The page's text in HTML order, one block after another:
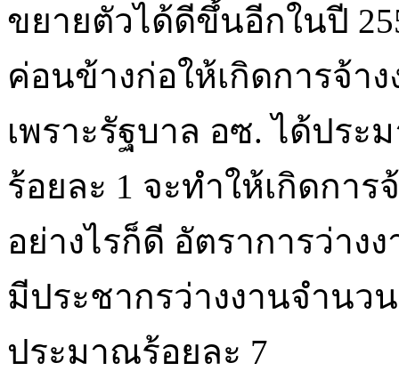
ขยายตัวได้ดีขึ้นอีกในปี
ค่อนข้างก่อให้เกิดการจ้า
เพราะรัฐบาล อซ. ได้ปร
ร้อยละ 1 จะทำให้เกิดกา
อย่างไรก็ดี อัตราการว่า
มีประชากรว่างงานจำน
ประมาณร้อยละ 7